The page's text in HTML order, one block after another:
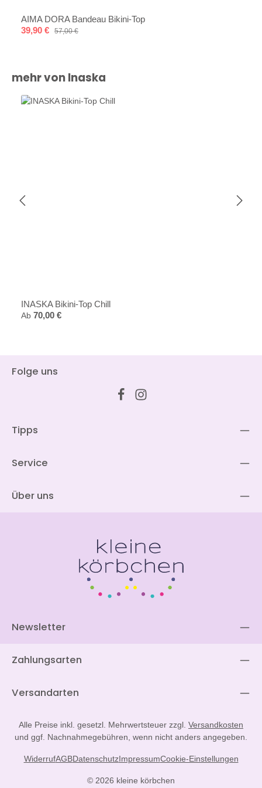
AIMA DORA Bandeau Bikini-Top
Verkaufspreis:
39,90 € Regulärer Preis:
57,00 €
Produktgalerie überspringen
mehr von Inaska
INASKA Bikini-Top Chill
Regulärer Preis:
Ab 70,00 €
Folge uns
Tipps
Service
Über uns
Newsletter
Zahlungsarten
Versandarten
Alle Preise inkl. gesetzl. Mehrwertsteuer zzgl. Versandkosten
und ggf. Nachnahmegebühren, wenn nicht anders angegeben.
© 2026 kleine körbchen
WiderrufAGBDatenschutzImpressumCookie-Einstellungen